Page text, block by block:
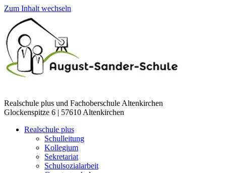
Zum Inhalt wechseln
Realschule plus und Fachoberschule Altenkirchen
Glockenspitze 6 | 57610 Altenkirchen
Realschule plus
Schulleitung
Kollegium
Sekretariat
Schulsozialarbeit